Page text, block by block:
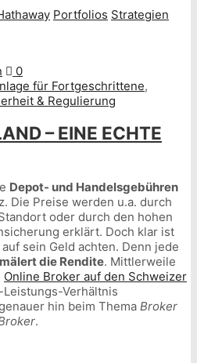
Portfolios Strategien
0
für Fortgeschrittene,
& Regulierung
– EINE ECHTE
Depot- und Handelsgebühren
Die Preise werden u.a. durch
oder durch den hohen
erklärt. Doch klar ist
sein Geld achten. Denn jede
die Rendite. Mittlerweile
Online Broker auf den Schweizer
Verhältnis
hin beim Thema Broker
.